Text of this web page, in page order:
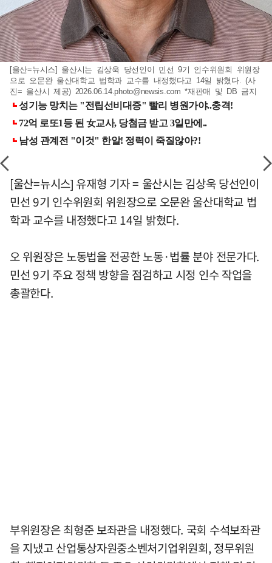
[울산=뉴시스] 울산시는 김상욱 당선인이 민선 9기 인수위원회 위원장
으로 오문완 울산대학교 법학과 교수를 내정했다고 14일 밝혔다. (사
진= 울산시 제공) 2026.06.14.photo@newsis.com *재판매 및 DB 금지
[울산=뉴시스] 유재형 기자 = 울산시는 김상욱 당선인이
민선 9기 인수위원회 위원장으로 오문완 울산대학교 법
학과 교수를 내정했다고 14일 밝혔다.
오 위원장은 노동법을 전공한 노동·법률 분야 전문가다.
민선 9기 주요 정책 방향을 점검하고 시정 인수 작업을
총괄한다.
부위원장은 최형준 보좌관을 내정했다. 국회 수석보좌관
을 지냈고 산업통상자원중소벤처기업위원회, 정무위원